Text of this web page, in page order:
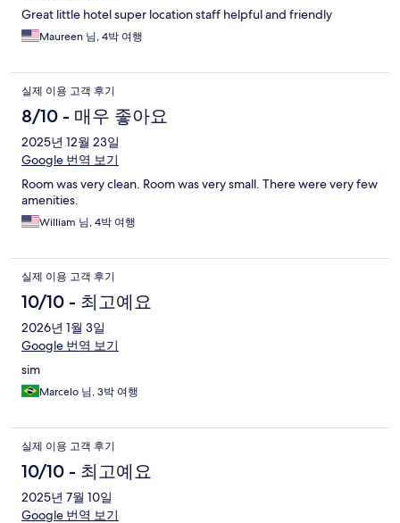
Great little hotel super location staff helpful and friendly
Maureen 님, 4박 여행
실제 이용 고객 후기
8/10 - 매우 좋아요
2025년 12월 23일
Google 번역 보기
Room was very clean. Room was very small. There were very few
amenities.
William 님, 4박 여행
실제 이용 고객 후기
10/10 - 최고예요
2026년 1월 3일
Google 번역 보기
sim
Marcelo 님, 3박 여행
실제 이용 고객 후기
10/10 - 최고예요
2025년 7월 10일
Google 번역 보기